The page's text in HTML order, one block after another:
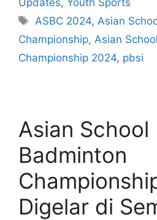
ASBC 2024, Asian
Championship, Asian
Championship 2024, pbsi
Asian School
Badminton
Digelar di